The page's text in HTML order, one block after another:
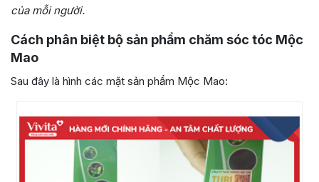
của mỗi người.
Cách phân biệt bộ sản phẩm chăm sóc tóc Mộc
Mao
Sau đây là hình các mặt sản phẩm Mộc Mao: